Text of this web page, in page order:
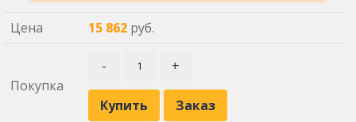
Цена 15 862 руб.
Покупка
- +
Купить Заказ